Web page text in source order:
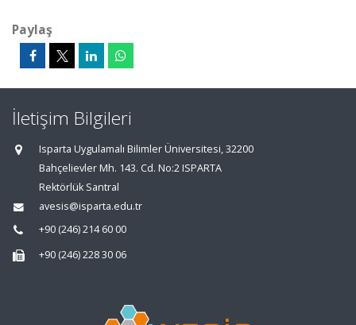
Paylaş
İletişim Bilgileri
Isparta Uygulamalı Bilimler Üniversitesi, 32200
Bahçelievler Mh. 143. Cd. No:2 ISPARTA
Rektörlük Santral
avesis@isparta.edu.tr
+90 (246) 214 60 00
+90 (246) 228 30 06